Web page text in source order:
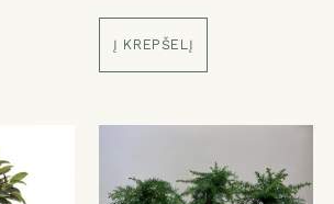
Į KREPŠELĮ